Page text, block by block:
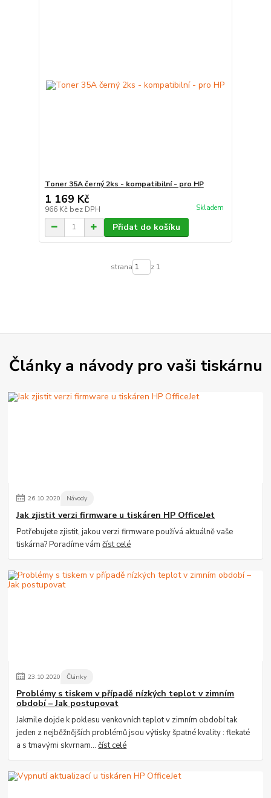
Toner 35A černý 2ks - kompatibilní - pro HP
1 169 Kč
966 Kč bez DPH Skladem
Přidat do košíku
strana z 1
Články a návody pro vaši tiskárnu
26.10.2020 Návody
Jak zjistit verzi firmware u tiskáren HP OfficeJet
Potřebujete zjistit, jakou verzi firmware používá aktuálně vaše
tiskárna? Poradíme vámčíst celé
23.10.2020 Články
Problémy s tiskem v případě nízkých teplot v zimním
období – Jak postupovat
Jakmile dojde k poklesu venkovních teplot v zimním období tak
jeden z nejběžnějších problémů jsou výtisky špatné kvality : flekaté
a s tmavými skvrnam...číst celé